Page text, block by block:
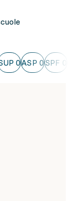
0ASP 0SPF 0